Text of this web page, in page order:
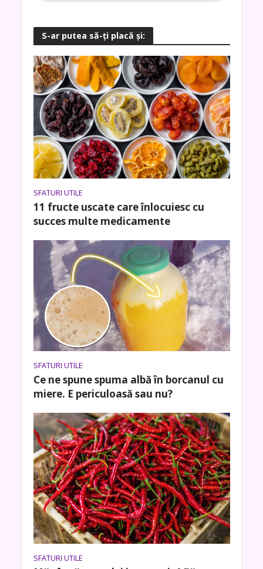
S-ar putea să-ţi placă şi:
SFATURI UTILE
11 fructe uscate care înlocuiesc cu
succes multe medicamente
SFATURI UTILE
Ce ne spune spuma albă în borcanul cu
miere. E periculoasă sau nu?
SFATURI UTILE